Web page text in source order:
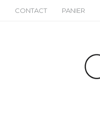
CONTACT PANIER